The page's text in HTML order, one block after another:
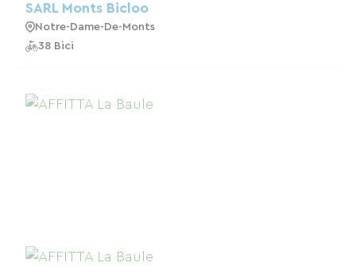
SARL Monts Bicloo
Notre-Dame-De-Monts
38 Bici